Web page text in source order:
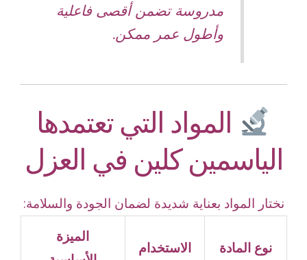
مدروسة تضمن أقصى فاعلية
وأطول عمر ممكن.
المواد التي تعتمدها
الياسمين كلين في العزل
نختار المواد بعناية شديدة لضمان الجودة والسلامة:
نوع المادة الاستخدام
الميزة